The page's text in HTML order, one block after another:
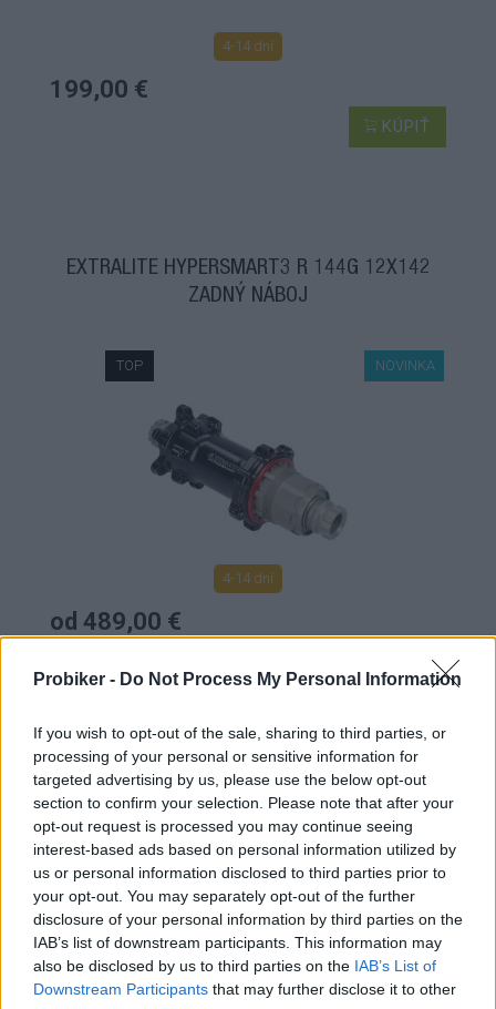
Probiker - Do Not Process My Personal Information
If you wish to opt-out of the sale, sharing to third parties, or
processing of your personal or sensitive information for
targeted advertising by us, please use the below opt-out
section to confirm your selection. Please note that after your
opt-out request is processed you may continue seeing
interest-based ads based on personal information utilized by
us or personal information disclosed to third parties prior to
your opt-out. You may separately opt-out of the further
disclosure of your personal information by third parties on the
IAB’s list of downstream participants. This information may
also be disclosed by us to third parties on the IAB’s List of
Downstream Participants that may further disclose it to other
4-14 dní
199,00 €
KÚPIŤ
EXTRALITE HYPERSMART3 R 144G 12X142
ZADNÝ NÁBOJ
NOVINKA
TOP
4-14 dní
od 489,00 €
KLADKY EXTRALITE ULTRA PULLEY SHIMANO
12S 13-13Z
NOVINKA
TOP